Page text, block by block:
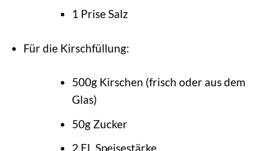
1 Prise Salz
Für die Kirschfüllung:
500g Kirschen (frisch oder aus dem
Glas)
50g Zucker
2 EL Speisestärke